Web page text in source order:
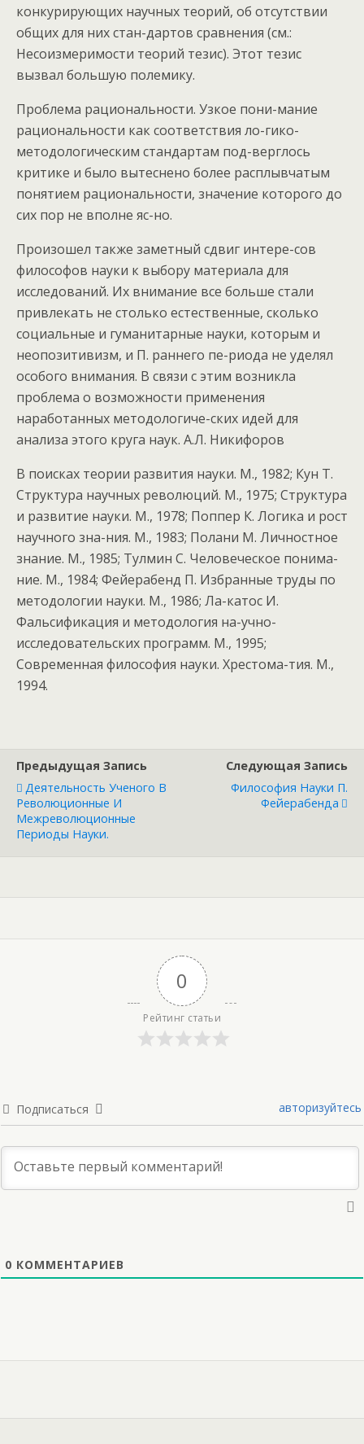
конкурирующих научных теорий, об отсутствии
общих для них стан-дартов сравнения (см.:
Несоизмеримости теорий тезис). Этот тезис
вызвал большую полемику.
Проблема рациональности. Узкое пони-мание
рациональности как соответствия ло-гико-
методологическим стандартам под-верглось
критике и было вытеснено более расплывчатым
понятием рациональности, значение которого до
сих пор не вполне яс-но.
Произошел также заметный сдвиг интере-сов
философов науки к выбору материала для
исследований. Их внимание все больше стали
привлекать не столько естественные, сколько
социальные и гуманитарные науки, которым и
неопозитивизм, и П. раннего пе-риода не уделял
особого внимания. В связи с этим возникла
проблема о возможности применения
наработанных методологиче-ских идей для
анализа этого круга наук. А.Л. Никифоров
В поисках теории развития науки. М., 1982; Кун Т.
Структура научных революций. М., 1975; Структура
и развитие науки. М., 1978; Поппер К. Логика и рост
научного зна-ния. М., 1983; Полани М. Личностное
знание. М., 1985; Тулмин С. Человеческое понима-
ние. М., 1984; Фейерабенд П. Избранные труды по
методологии науки. М., 1986; Ла-катос И.
Фальсификация и методология на-учно-
исследовательских программ. М., 1995;
Современная философия науки. Хрестома-тия. М.,
1994.
Предыдущая Запись
Деятельность Ученого В
Революционные И
Межреволюционные
Периоды Науки.
Следующая Запись
Философия Науки П.
Фейерабенда
0
Рейтинг статьи
Подписаться авторизуйтесь
0 КОММЕНТАРИЕВ